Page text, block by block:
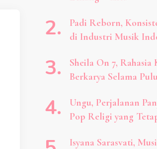
Padi Reborn,
di Industri Musik
Sheila On 7, Rahasia
Berkarya Selama
Ungu, Perjalanan
Pop Religi yang
Isyana Sarasvati,